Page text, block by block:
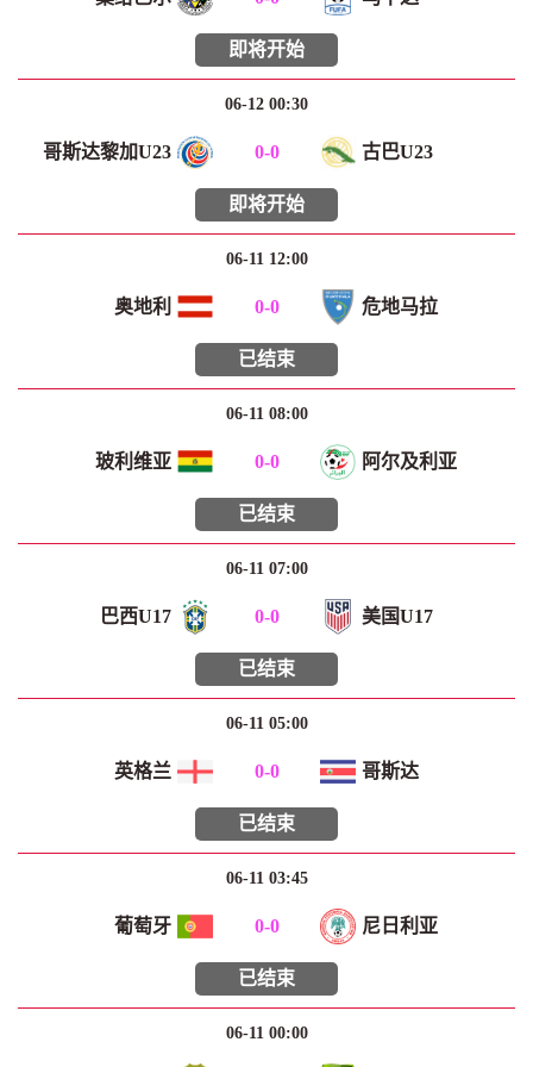
即将开始
06-12 00:30
哥斯达黎加U23 0-0 古巴U23
即将开始
06-11 12:00
奥地利 0-0 危地马拉
已结束
06-11 08:00
玻利维亚 0-0 阿尔及利亚
已结束
06-11 07:00
巴西U17 0-0 美国U17
已结束
06-11 05:00
英格兰 0-0 哥斯达
已结束
06-11 03:45
葡萄牙 0-0 尼日利亚
已结束
06-11 00:00